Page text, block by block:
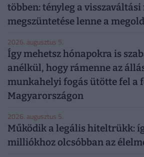
többen: tényleg a
megszüntetése lenne a
2026. augusztus 5.
Így mehetsz hónapokra is
anélkül, hogy rámenne az
munkahelyi fogás ütötte fel a
Magyarországon
2026. augusztus 5.
Működik a legális hiteltrükk:
milliókhoz olcsóbban az